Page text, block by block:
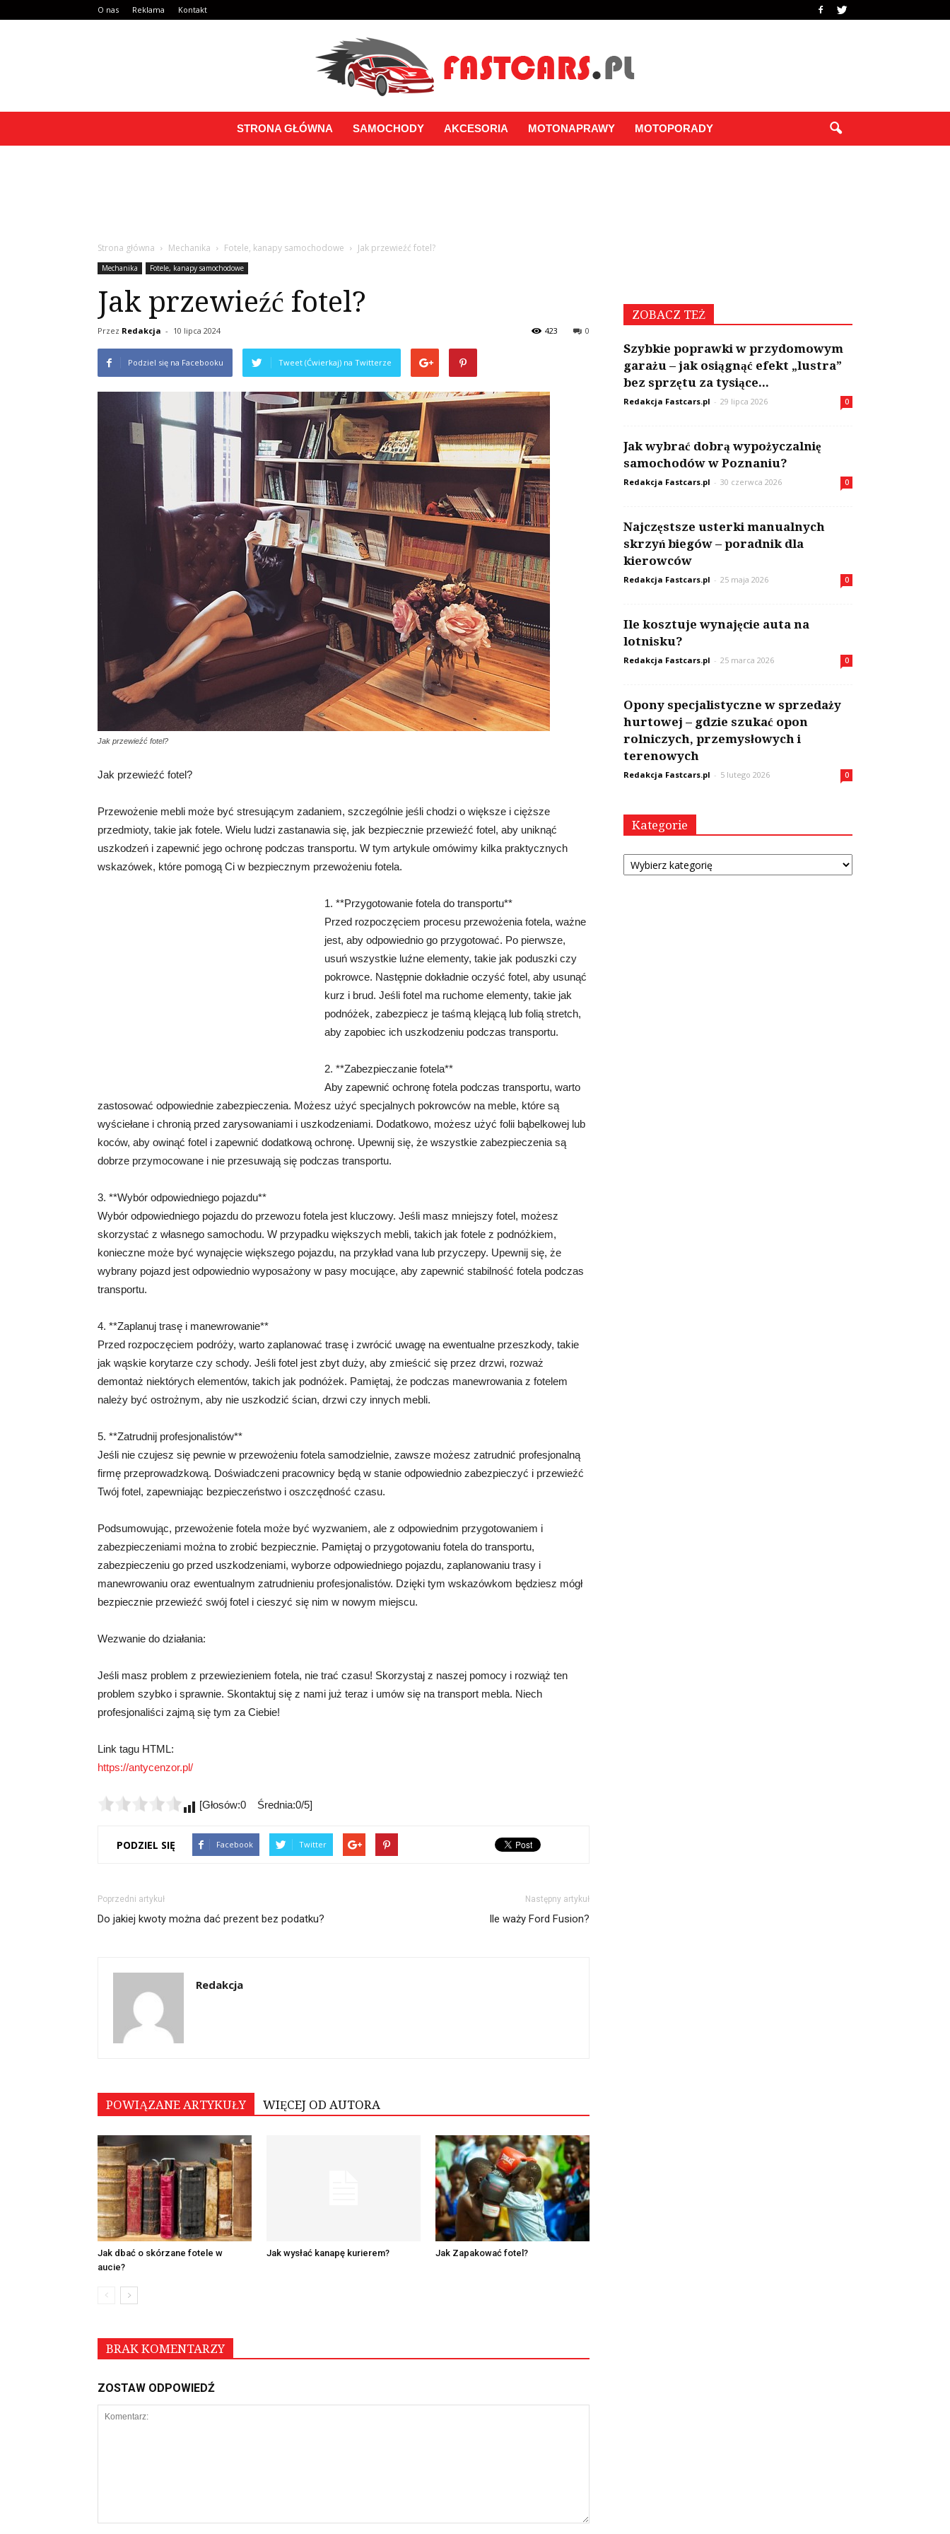
O nas Reklama Kontakt
STRONA GŁÓWNA SAMOCHODY AKCESORIA MOTONAPRAWY MOTOPORADY
Strona główna Mechanika Fotele, kanapy samochodowe Jak przewieźć fotel?
Mechanika Fotele, kanapy samochodowe
Jak przewieźć fotel?
Przez Redakcja - 10 lipca 2024 0
423
Podziel się na Facebooku Tweet (Ćwierkaj) na Twitterze
Jak przewieźć fotel?
Jak przewieźć fotel?
Przewożenie mebli może być stresującym zadaniem, szczególnie jeśli chodzi o większe i cięższe
przedmioty, takie jak fotele. Wielu ludzi zastanawia się, jak bezpiecznie przewieźć fotel, aby uniknąć
uszkodzeń i zapewnić jego ochronę podczas transportu. W tym artykule omówimy kilka praktycznych
wskazówek, które pomogą Ci w bezpiecznym przewożeniu fotela.
1. **Przygotowanie fotela do transportu**
Przed rozpoczęciem procesu przewożenia fotela, ważne
jest, aby odpowiednio go przygotować. Po pierwsze,
usuń wszystkie luźne elementy, takie jak poduszki czy
pokrowce. Następnie dokładnie oczyść fotel, aby usunąć
kurz i brud. Jeśli fotel ma ruchome elementy, takie jak
podnóżek, zabezpiecz je taśmą klejącą lub folią stretch,
aby zapobiec ich uszkodzeniu podczas transportu.
2. **Zabezpieczanie fotela**
Aby zapewnić ochronę fotela podczas transportu, warto
zastosować odpowiednie zabezpieczenia. Możesz użyć specjalnych pokrowców na meble, które są
wyściełane i chronią przed zarysowaniami i uszkodzeniami. Dodatkowo, możesz użyć folii bąbelkowej lub
koców, aby owinąć fotel i zapewnić dodatkową ochronę. Upewnij się, że wszystkie zabezpieczenia są
dobrze przymocowane i nie przesuwają się podczas transportu.
3. **Wybór odpowiedniego pojazdu**
Wybór odpowiedniego pojazdu do przewozu fotela jest kluczowy. Jeśli masz mniejszy fotel, możesz
skorzystać z własnego samochodu. W przypadku większych mebli, takich jak fotele z podnóżkiem,
konieczne może być wynajęcie większego pojazdu, na przykład vana lub przyczepy. Upewnij się, że
wybrany pojazd jest odpowiednio wyposażony w pasy mocujące, aby zapewnić stabilność fotela podczas
transportu.
4. **Zaplanuj trasę i manewrowanie**
Przed rozpoczęciem podróży, warto zaplanować trasę i zwrócić uwagę na ewentualne przeszkody, takie
jak wąskie korytarze czy schody. Jeśli fotel jest zbyt duży, aby zmieścić się przez drzwi, rozważ
demontaż niektórych elementów, takich jak podnóżek. Pamiętaj, że podczas manewrowania z fotelem
należy być ostrożnym, aby nie uszkodzić ścian, drzwi czy innych mebli.
5. **Zatrudnij profesjonalistów**
Jeśli nie czujesz się pewnie w przewożeniu fotela samodzielnie, zawsze możesz zatrudnić profesjonalną
firmę przeprowadzkową. Doświadczeni pracownicy będą w stanie odpowiednio zabezpieczyć i przewieźć
Twój fotel, zapewniając bezpieczeństwo i oszczędność czasu.
Podsumowując, przewożenie fotela może być wyzwaniem, ale z odpowiednim przygotowaniem i
zabezpieczeniami można to zrobić bezpiecznie. Pamiętaj o przygotowaniu fotela do transportu,
zabezpieczeniu go przed uszkodzeniami, wyborze odpowiedniego pojazdu, zaplanowaniu trasy i
manewrowaniu oraz ewentualnym zatrudnieniu profesjonalistów. Dzięki tym wskazówkom będziesz mógł
bezpiecznie przewieźć swój fotel i cieszyć się nim w nowym miejscu.
Wezwanie do działania:
Jeśli masz problem z przewiezieniem fotela, nie trać czasu! Skorzystaj z naszej pomocy i rozwiąż ten
problem szybko i sprawnie. Skontaktuj się z nami już teraz i umów się na transport mebla. Niech
profesjonaliści zajmą się tym za Ciebie!
Link tagu HTML:
https://antycenzor.pl/
[Głosów:0 Średnia:0/5]
PODZIEL SIĘ Facebook Twitter
Poprzedni artykuł
Do jakiej kwoty można dać prezent bez podatku?
Następny artykuł
Ile waży Ford Fusion?
Redakcja
POWIĄZANE ARTYKUŁY WIĘCEJ OD AUTORA
Jak dbać o skórzane fotele w
aucie?
Jak wysłać kanapę kurierem? Jak Zapakować fotel?
BRAK KOMENTARZY
ZOSTAW ODPOWIEDŹ
ZOBACZ TEŻ
Szybkie poprawki w przydomowym
garażu – jak osiągnąć efekt „lustra”
bez sprzętu za tysiące...
Redakcja Fastcars.pl - 29 lipca 2026 0
Jak wybrać dobrą wypożyczalnię
samochodów w Poznaniu?
Redakcja Fastcars.pl - 30 czerwca 2026 0
Najczęstsze usterki manualnych
skrzyń biegów – poradnik dla
kierowców
Redakcja Fastcars.pl - 25 maja 2026 0
Ile kosztuje wynajęcie auta na
lotnisku?
Redakcja Fastcars.pl - 25 marca 2026 0
Opony specjalistyczne w sprzedaży
hurtowej – gdzie szukać opon
rolniczych, przemysłowych i
terenowych
Redakcja Fastcars.pl - 5 lutego 2026 0
Kategorie
Kategorie